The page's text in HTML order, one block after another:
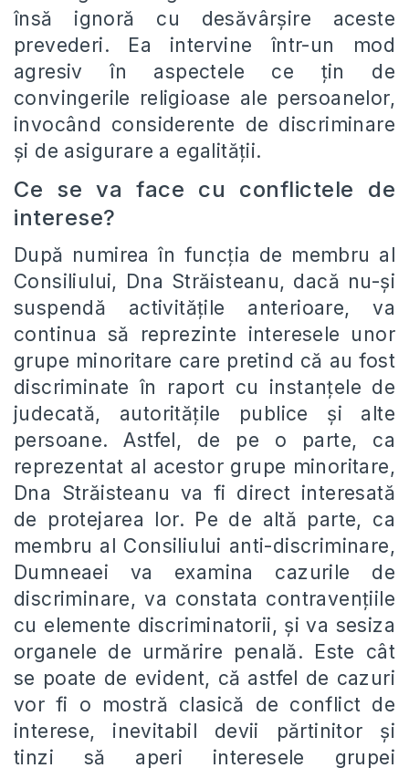
însă ignoră cu desăvârșire aceste
prevederi. Ea intervine într-un mod
agresiv în aspectele ce țin de
convingerile religioase ale persoanelor,
invocând considerente de discriminare
și de asigurare a egalității.
Ce se va face cu conflictele de
interese?
După numirea în funcția de membru al
Consiliului, Dna Străisteanu, dacă nu-și
suspendă activitățile anterioare, va
continua să reprezinte interesele unor
grupe minoritare care pretind că au fost
discriminate în raport cu instanțele de
judecată, autoritățile publice și alte
persoane. Astfel, de pe o parte, ca
reprezentat al acestor grupe minoritare,
Dna Străisteanu va fi direct interesată
de protejarea lor. Pe de altă parte, ca
membru al Consiliului anti-discriminare,
Dumneaei va examina cazurile de
discriminare, va constata contravențiile
cu elemente discriminatorii, și va sesiza
organele de urmărire penală. Este cât
se poate de evident, că astfel de cazuri
vor fi o mostră clasică de conflict de
interese, inevitabil devii părtinitor și
tinzi să aperi interesele grupei